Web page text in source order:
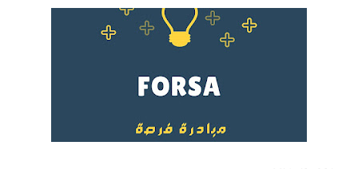
فرص عمل في العراق
فرص عمل في اليمن
فرص عمل في السودان
دورات تدريبية